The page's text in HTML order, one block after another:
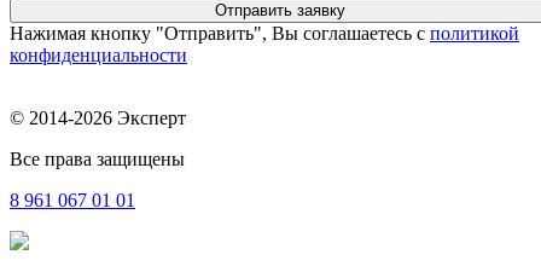
Нажимая кнопку "Отправить", Вы соглашаетесь с политикой
конфиденциальности
© 2014-2026 Эксперт
Все права защищены
8 961 067 01 01